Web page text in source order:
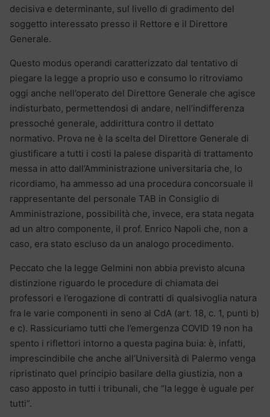
decisiva e determinante, sul livello di gradimento del
soggetto interessato presso il Rettore e il Direttore
Generale.
Questo modus operandi caratterizzato dal tentativo di
piegare la legge a proprio uso e consumo lo ritroviamo
oggi anche nell’operato del Direttore Generale che agisce
indisturbato, permettendosi di andare, nell’indifferenza
pressoché generale, addirittura contro il dettato
normativo. Prova ne è la scelta del Direttore Generale di
giustificare a tutti i costi la palese disparità di trattamento
messa in atto dall’Amministrazione universitaria che, lo
ricordiamo, ha ammesso ad una procedura concorsuale il
rappresentante del personale TAB in Consiglio di
Amministrazione, possibilità che, invece, era stata negata
ad un altro componente, il prof. Enrico Napoli che, non a
caso, era stato escluso da un analogo procedimento.
Peccato che la legge Gelmini non abbia previsto alcuna
distinzione riguardo le procedure di chiamata dei
professori e l’erogazione di contratti di qualsivoglia natura
fra le varie componenti in seno al CdA (art. 18, c. 1, punti b)
e c). Rassicuriamo tutti che l’emergenza COVID 19 non ha
spento i riflettori intorno a questa pagina buia: è, infatti,
imprescindibile che anche all’Università di Palermo venga
ripristinato quel principio basilare della giustizia, non a
caso apposto in tutti i tribunali, che “la legge è uguale per
tutti”.